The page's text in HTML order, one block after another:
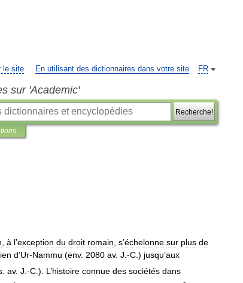
FR
le site En utilisant des dictionnaires dans votre site
sur 'Academic'
Recherche!
à l’exception du droit romain s’échelonne sur plus de
d’Ur-Nammu (env. 2080 av. J .-C .) jusqu’aux
av. J .-C .). L ’histoire connue des sociétés dans